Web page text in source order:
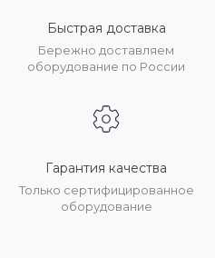
Быстрая доставка
Бережно доставляем
оборудование по России
Гарантия качества
Только сертифицированное
оборудование